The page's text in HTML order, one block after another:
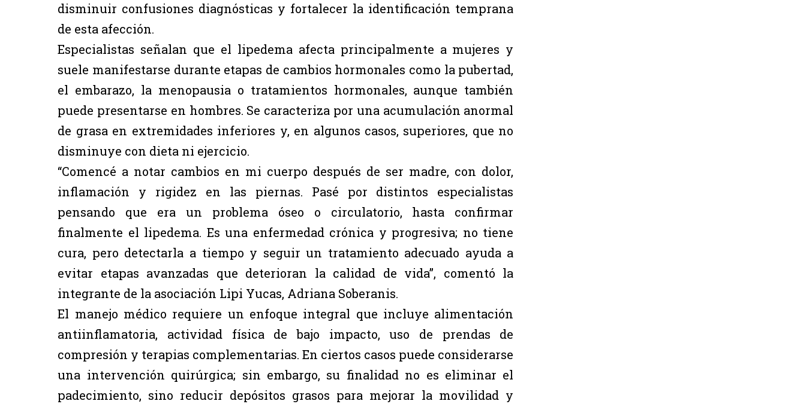
disminuir confusiones diagnósticas y fortalecer la identificación temprana
de esta afección.
Especialistas señalan que el lipedema afecta principalmente a mujeres y
suele manifestarse durante etapas de cambios hormonales como la pubertad,
el embarazo, la menopausia o tratamientos hormonales, aunque también
puede presentarse en hombres. Se caracteriza por una acumulación anormal
de grasa en extremidades inferiores y, en algunos casos, superiores, que no
disminuye con dieta ni ejercicio.
“Comencé a notar cambios en mi cuerpo después de ser madre, con dolor,
inflamación y rigidez en las piernas. Pasé por distintos especialistas
pensando que era un problema óseo o circulatorio, hasta confirmar
finalmente el lipedema. Es una enfermedad crónica y progresiva; no tiene
cura, pero detectarla a tiempo y seguir un tratamiento adecuado ayuda a
evitar etapas avanzadas que deterioran la calidad de vida”, comentó la
integrante de la asociación Lipi Yucas, Adriana Soberanis.
El manejo médico requiere un enfoque integral que incluye alimentación
antiinflamatoria, actividad física de bajo impacto, uso de prendas de
compresión y terapias complementarias. En ciertos casos puede considerarse
una intervención quirúrgica; sin embargo, su finalidad no es eliminar el
padecimiento, sino reducir depósitos grasos para mejorar la movilidad y